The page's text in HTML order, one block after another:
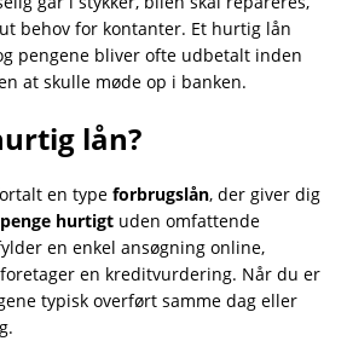
behov for kontanter. Et hurtig lån
pengene bliver ofte udbetalt inden
at skulle møde op i banken.
lån?
en type forbrugslån, der giver dig
hurtigt uden omfattende
en enkel ansøgning online,
en kreditvurdering. Når du er
typisk overført samme dag eller